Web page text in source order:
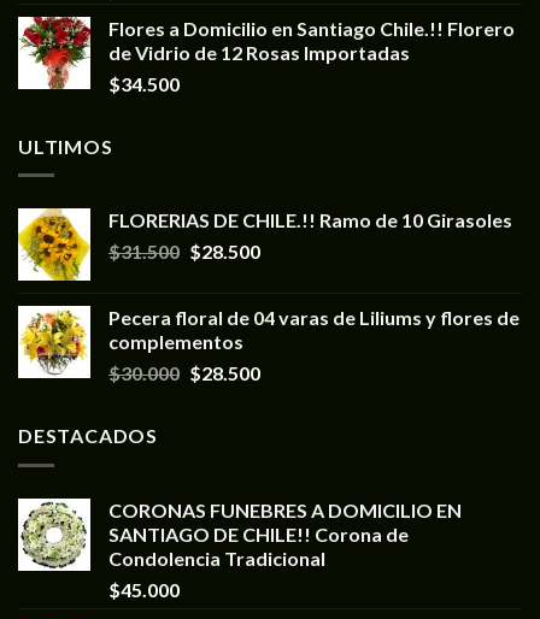
Flores a Domicilio en Santiago Chile.!! Florero
de Vidrio de 12 Rosas Importadas
$34.500
ULTIMOS
FLORERIAS DE CHILE.!! Ramo de 10 Girasoles
$31.500 $28.500
Pecera floral de 04 varas de Liliums y flores de
complementos
$30.000 $28.500
DESTACADOS
CORONAS FUNEBRES A DOMICILIO EN
SANTIAGO DE CHILE!! Corona de
Condolencia Tradicional
$45.000